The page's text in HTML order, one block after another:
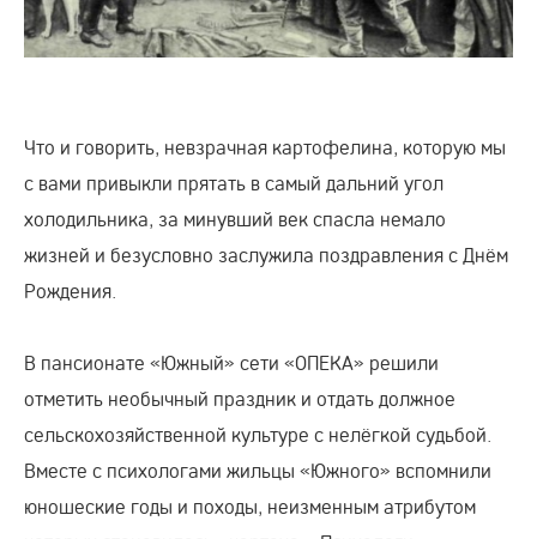
Что и говорить, невзрачная картофелина, которую мы
с вами привыкли прятать в самый дальний угол
холодильника, за минувший век спасла немало
жизней и безусловно заслужила поздравления с Днём
Рождения.
В пансионате «Южный» сети «ОПЕКА» решили
отметить необычный праздник и отдать должное
сельскохозяйственной культуре с нелёгкой судьбой.
Вместе с психологами жильцы «Южного» вспомнили
юношеские годы и походы, неизменным атрибутом